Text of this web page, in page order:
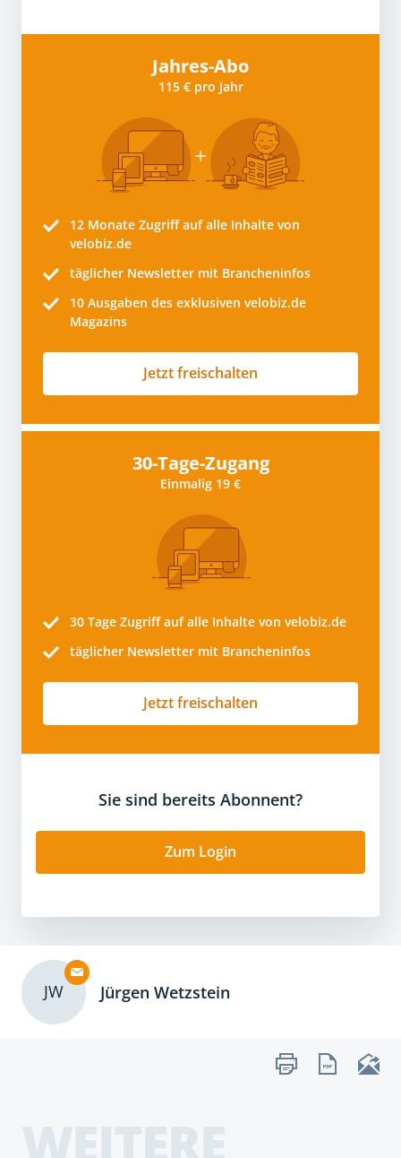
Jahres-Abo
115 € pro Jahr
12 Monate Zugriff auf alle Inhalte von
velobiz.de
täglicher Newsletter mit Brancheninfos
10 Ausgaben des exklusiven velobiz.de
Magazins
Jetzt freischalten
30-Tage-Zugang
Einmalig 19 €
30 Tage Zugriff auf alle Inhalte von velobiz.de
täglicher Newsletter mit Brancheninfos
Jetzt freischalten
Sie sind bereits Abonnent?
Zum Login
JW Jürgen Wetzstein